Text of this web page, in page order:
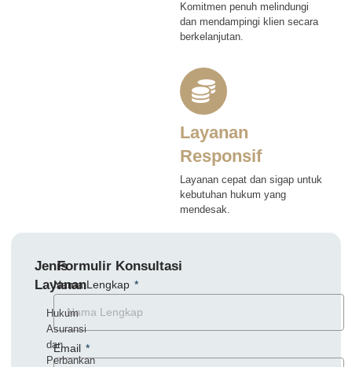
Komitmen penuh melindungi
dan mendampingi klien secara
berkelanjutan.
Layanan
Responsif
Layanan cepat dan sigap untuk
kebutuhan hukum yang
mendesak.
Jenis
Layanan
Hukum
Asuransi
dan
Perbankan
Formulir Konsultasi
Nama Lengkap
Email